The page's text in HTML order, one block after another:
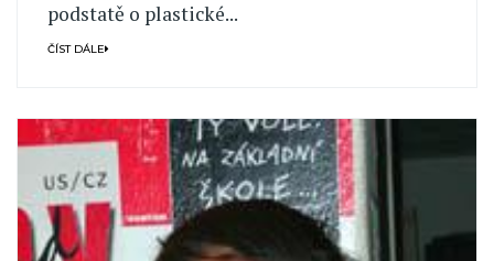
podstatě o plastické...
ČÍST DÁLE